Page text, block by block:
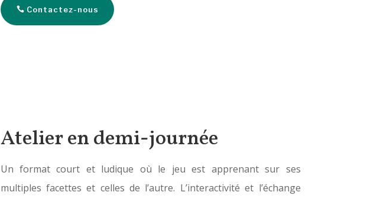
Contactez-nous
Atelier en demi-journée
Un format court et ludique où le jeu est apprenant sur ses
multiples facettes et celles de l’autre. L’interactivité et l’échange